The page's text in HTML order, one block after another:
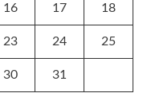
16 17 18
23 24 25
30 31